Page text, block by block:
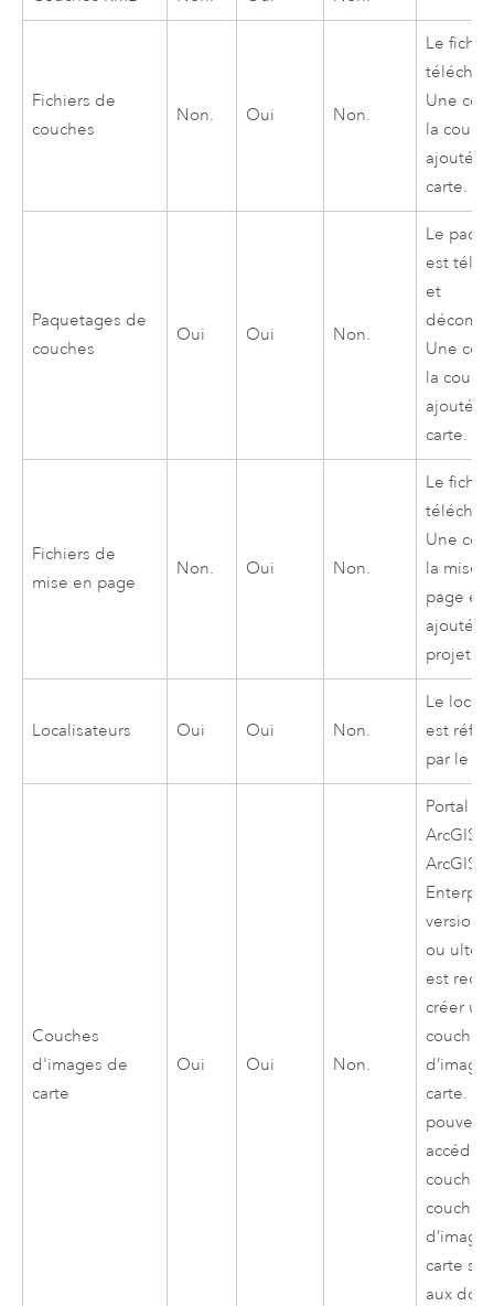
Fichiers de
couches
Non. Oui Non.
Le
Une
la
ajoutée
carte.
Paquetages de
couches
Oui Oui Non.
Le
est
et
Une
la
ajoutée
carte.
Fichiers de
mise en page
Non. Oui Non.
Le
Une
la mise
page est
ajoutée
projet.
Localisateurs Oui Oui Non.
Le
est
par le
Couches
d'images de
carte
Oui Oui Non.
Portal for
ArcGIS
ArcGIS
version
ou
est
créer
couche
carte.
pouvez
accéder
couches
couche
carte si
aux